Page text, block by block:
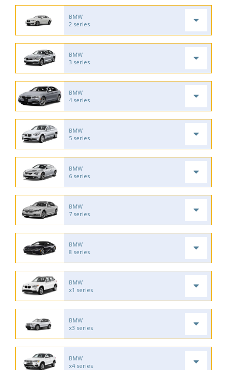
BMW
2 series
BMW
3 series
BMW
4 series
BMW
5 series
BMW
6 series
BMW
7 series
BMW
8 series
BMW
x1 series
BMW
x3 series
BMW
x4 series